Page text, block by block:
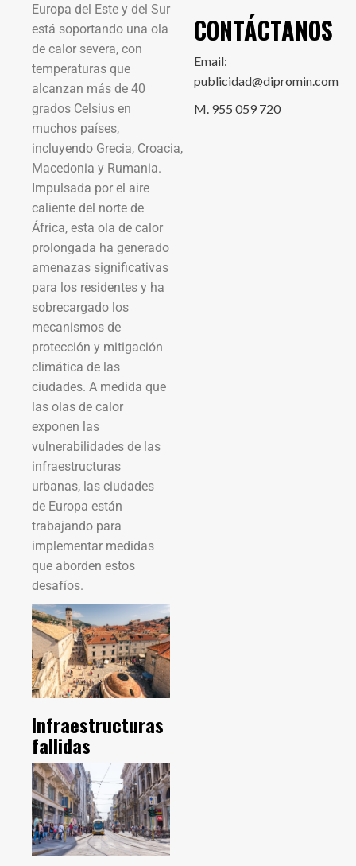
Europa del Este y del Sur
está soportando una ola
de calor severa, con
temperaturas que
alcanzan más de 40
grados Celsius en
muchos países,
incluyendo Grecia, Croacia,
Macedonia y Rumania.
Impulsada por el aire
caliente del norte de
África, esta ola de calor
prolongada ha generado
amenazas significativas
para los residentes y ha
sobrecargado los
mecanismos de
protección y mitigación
climática de las
ciudades. A medida que
las olas de calor
exponen las
vulnerabilidades de las
infraestructuras
urbanas, las ciudades
de Europa están
trabajando para
implementar medidas
que aborden estos
desafíos.
Infraestructuras
fallidas
CONTÁCTANOS
Email:
publicidad@dipromin.com
M. 955 059 720